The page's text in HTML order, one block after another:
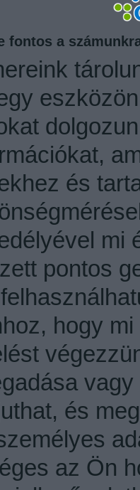
fontos a
és
mi
pontos
hogy
és
az Ön